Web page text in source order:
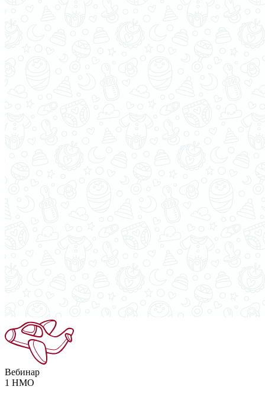
Вебинар
1 НМО